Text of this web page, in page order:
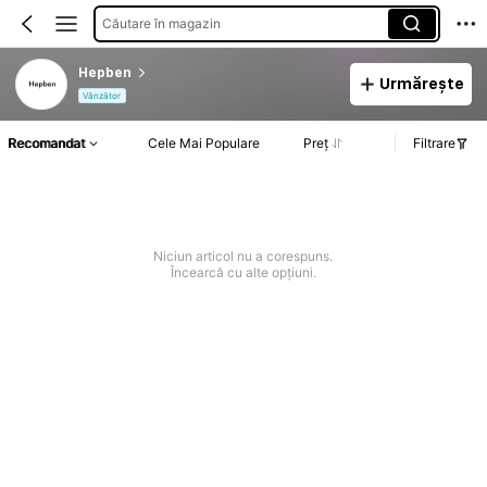
Căutare în magazin
Hepben
Vânzător
Urmărește
Recomandat Cele Mai Populare Preț Filtrare
Niciun articol nu a corespuns.
Încearcă cu alte opțiuni.